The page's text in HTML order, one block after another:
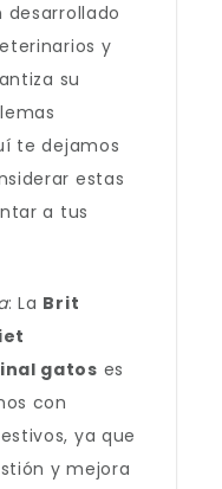
desarrollado
y
su
te dejamos
estas
a tus
: La Brit
gatos es
con
ya que
y mejora